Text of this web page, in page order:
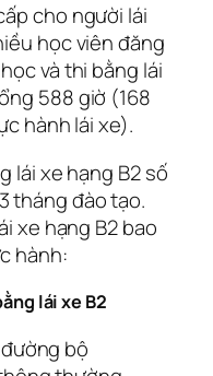
cho người lái
học viên đăng
và thi bằng lái
588 giờ (168
hành lái xe).
lái xe hạng B2 số
tháng đào tạo.
xe hạng B2 bao
hành:
lái xe B2
bộ